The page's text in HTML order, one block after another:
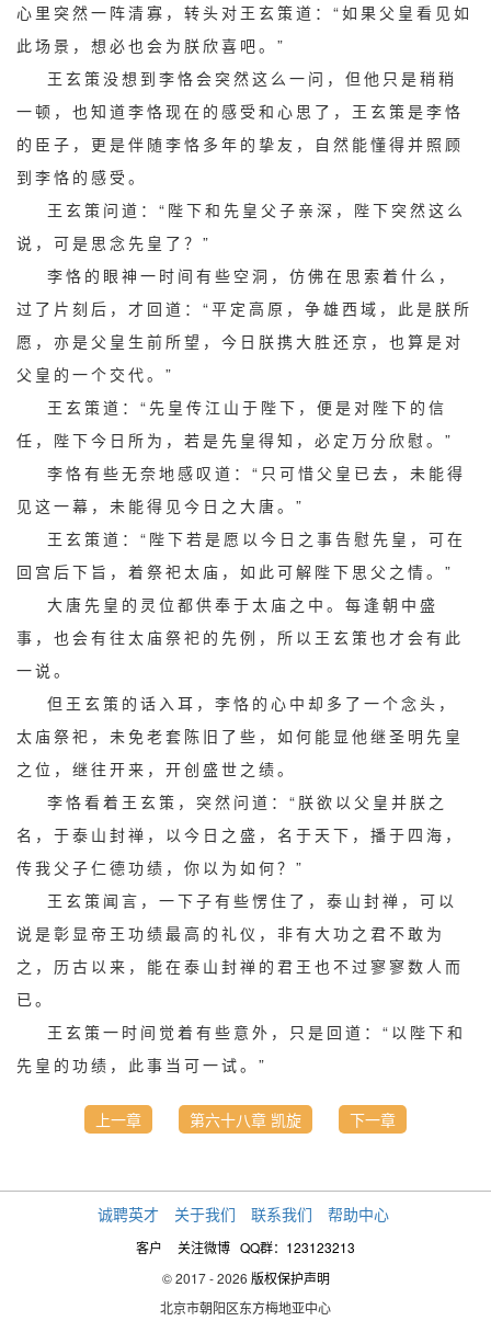
心里突然一阵清寡，转头对王玄策道：“如果父皇看见如
此场景，想必也会为朕欣喜吧。”
王玄策没想到李恪会突然这么一问，但他只是稍稍
一顿，也知道李恪现在的感受和心思了，王玄策是李恪
的臣子，更是伴随李恪多年的挚友，自然能懂得并照顾
到李恪的感受。
王玄策问道：“陛下和先皇父子亲深，陛下突然这么
说，可是思念先皇了？”
李恪的眼神一时间有些空洞，仿佛在思索着什么，
过了片刻后，才回道：“平定高原，争雄西域，此是朕所
愿，亦是父皇生前所望，今日朕携大胜还京，也算是对
父皇的一个交代。”
王玄策道：“先皇传江山于陛下，便是对陛下的信
任，陛下今日所为，若是先皇得知，必定万分欣慰。”
李恪有些无奈地感叹道：“只可惜父皇已去，未能得
见这一幕，未能得见今日之大唐。”
王玄策道：“陛下若是愿以今日之事告慰先皇，可在
回宫后下旨，着祭祀太庙，如此可解陛下思父之情。”
大唐先皇的灵位都供奉于太庙之中。每逢朝中盛
事，也会有往太庙祭祀的先例，所以王玄策也才会有此
一说。
但王玄策的话入耳，李恪的心中却多了一个念头，
太庙祭祀，未免老套陈旧了些，如何能显他继圣明先皇
之位，继往开来，开创盛世之绩。
李恪看着王玄策，突然问道：“朕欲以父皇并朕之
名，于泰山封禅，以今日之盛，名于天下，播于四海，
传我父子仁德功绩，你以为如何？”
王玄策闻言，一下子有些愣住了，泰山封禅，可以
说是彰显帝王功绩最高的礼仪，非有大功之君不敢为
之，历古以来，能在泰山封禅的君王也不过寥寥数人而
已。
王玄策一时间觉着有些意外，只是回道：“以陛下和
先皇的功绩，此事当可一试。”
上一章 第六十八章 凯旋 下一章
诚聘英才 关于我们 联系我们 帮助中心
客户 关注微博 QQ群：123123213
© 2017 - 2026 版权保护声明
北京市朝阳区东方梅地亚中心